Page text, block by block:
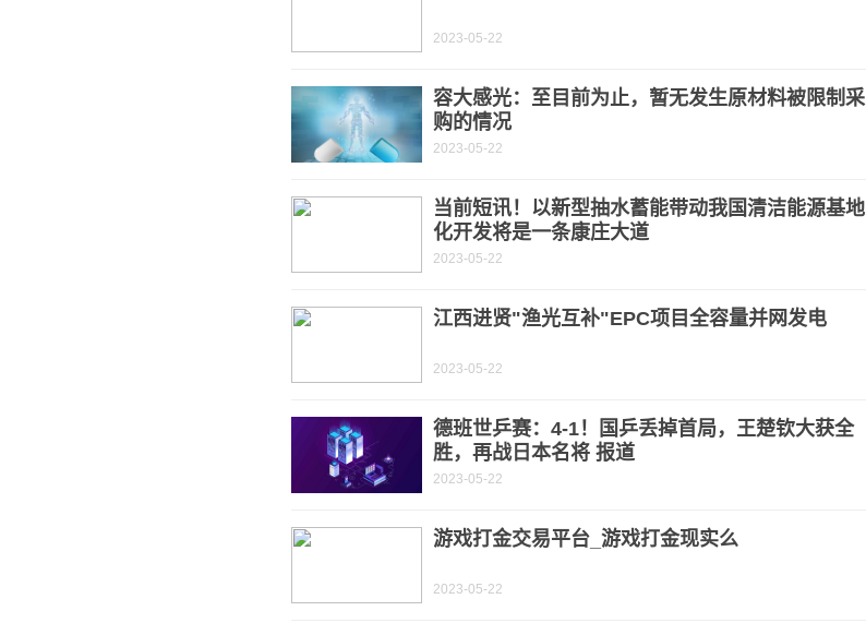
2023-05-22
容大感光：至目前为止，暂无发生原材料被限制采
购的情况
2023-05-22
当前短讯！以新型抽水蓄能带动我国清洁能源基地
化开发将是一条康庄大道
2023-05-22
江西进贤"渔光互补"EPC项目全容量并网发电
2023-05-22
德班世乒赛：4-1！国乒丢掉首局，王楚钦大获全
胜，再战日本名将 报道
2023-05-22
游戏打金交易平台_游戏打金现实么
2023-05-22